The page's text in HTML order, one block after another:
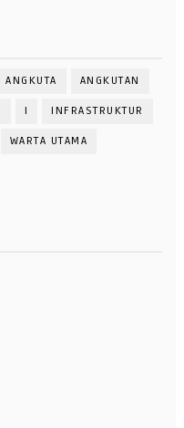
ANGKUTA ANGKUTAN
I INFRASTRUKTUR
WARTA UTAMA